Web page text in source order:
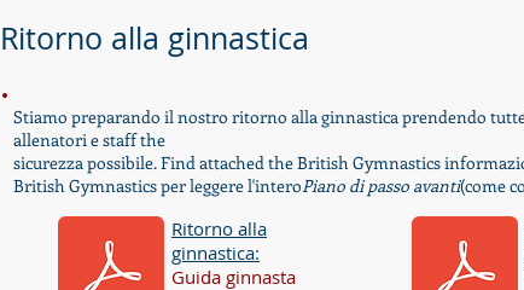
Ritorno alla ginnastica
Stiamo preparando il nostro ritorno alla ginnasticaprendendo
allenatori e staff the
sicurezza possibile. Find attached the British Gymnastics
British Gymnastics per leggere l'interoPiano di passo avanti(come
Ritorno alla
ginnastica:
Guida ginnasta